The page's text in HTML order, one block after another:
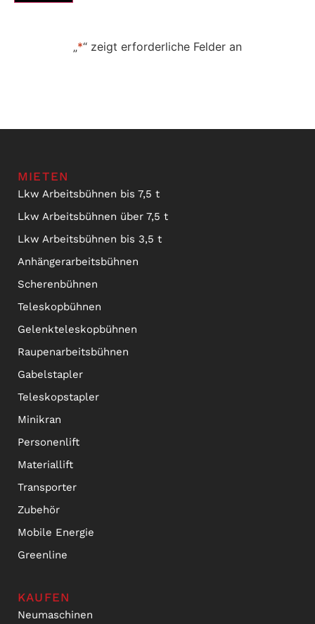
„*“ zeigt erforderliche Felder an
MIETEN
Lkw Arbeitsbühnen bis 7,5 t
Lkw Arbeitsbühnen über 7,5 t
Lkw Arbeitsbühnen bis 3,5 t
Anhängerarbeitsbühnen
Scherenbühnen
Teleskopbühnen
Gelenkteleskopbühnen
Raupenarbeitsbühnen
Gabelstapler
Teleskopstapler
Minikran
Personenlift
Materiallift
Transporter
Zubehör
Mobile Energie
Greenline
KAUFEN
Neumaschinen